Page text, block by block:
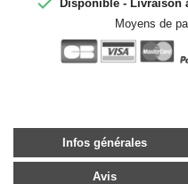
Disponible - Livraison
Moyens de
Infos générales
Avis